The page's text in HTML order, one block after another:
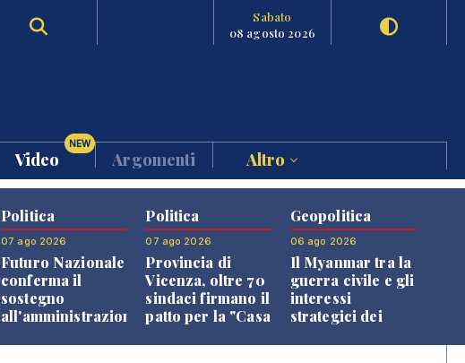
Sabato
08 agosto 2026
Video
NEW
Argomenti Altro
Politica
07 ago 2026
Futuro Nazionale
conferma il
sostegno
all'amministrazione
Politica
07 ago 2026
Provincia di
Vicenza, oltre 70
sindaci firmano il
patto per la "Casa
Geopolitica
06 ago 2026
Il Myanmar tra la
guerra civile e gli
interessi
strategici dei